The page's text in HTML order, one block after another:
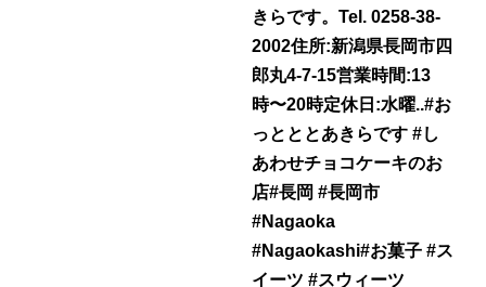
きらです。Tel. 0258-38-
2002住所:新潟県長岡市四
郎丸4-7-15営業時間:13
時〜20時定休日:水曜..#お
っとととあきらです #し
あわせチョコケーキのお
店#長岡 #長岡市
#Nagaoka
#Nagaokashi#お菓子 #ス
イーツ #スウィーツ